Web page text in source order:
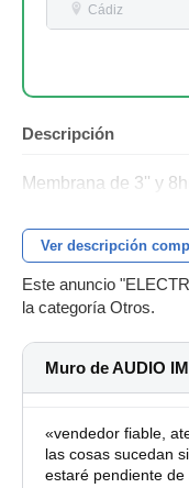
Cádiz
Descripción
Membrana de 3'' y
Ver descripción
Este anuncio
la categoría Otros.
Muro de AUDIO
«vendedor fiable,
las cosas sucedan
estaré pendiente